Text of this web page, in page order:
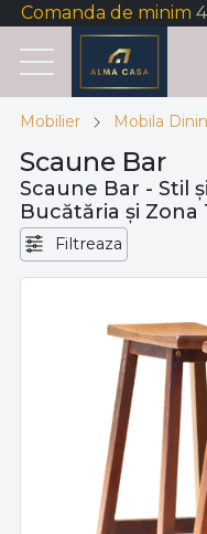
Comanda de minim
Mobilier Mobila
Scaune Bar
Scaune Bar - Stil
Bucătăria și Zona
Filtreaza